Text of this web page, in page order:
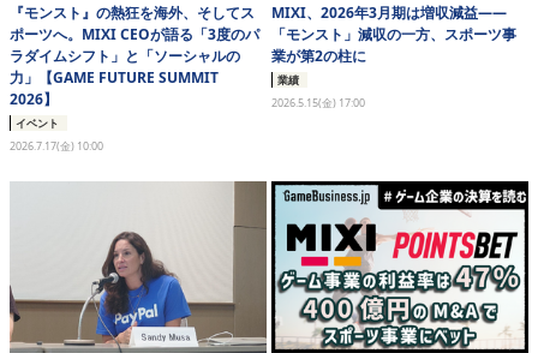
人材育成
産業政策
連載
イベント/セミナー
『モンスト』の熱狂を海外、そしてス
ポーツへ。MIXI CEOが語る「3度のパ
ラダイムシフト」と「ソーシャルの
力」【GAME FUTURE SUMMIT
2026】
イベント
2026.7.17(金) 10:00
MIXI、2026年3月期は増収減益——
「モンスト」減収の一方、スポーツ事
業が第2の柱に
業績
2026.5.15(金) 17:00